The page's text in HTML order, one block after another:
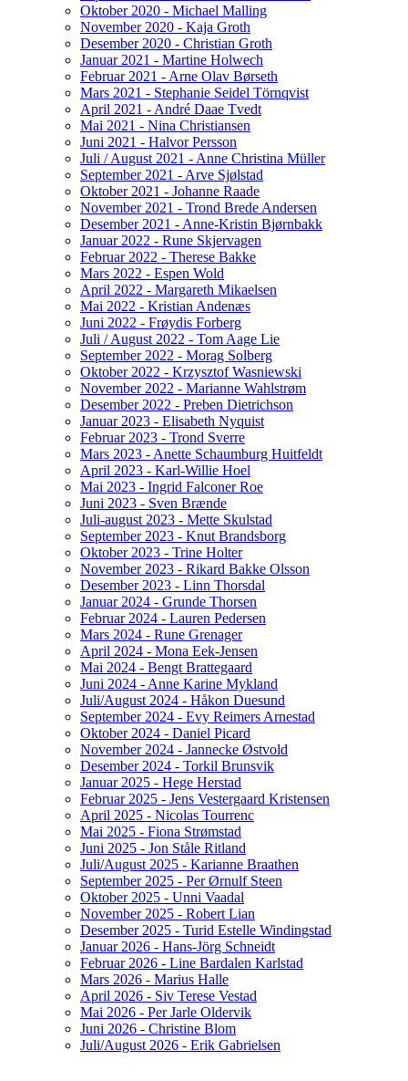
Oktober 2020 - Michael Malling
November 2020 - Kaja Groth
Desember 2020 - Christian Groth
Januar 2021 - Martine Holwech
Februar 2021 - Arne Olav Børseth
Mars 2021 - Stephanie Seidel Törnqvist
April 2021 - André Daae Tvedt
Mai 2021 - Nina Christiansen
Juni 2021 - Halvor Persson
Juli / August 2021 - Anne Christina Müller
September 2021 - Arve Sjølstad
Oktober 2021 - Johanne Raade
November 2021 - Trond Brede Andersen
Desember 2021 - Anne-Kristin Bjørnbakk
Januar 2022 - Rune Skjervagen
Februar 2022 - Therese Bakke
Mars 2022 - Espen Wold
April 2022 - Margareth Mikaelsen
Mai 2022 - Kristian Andenæs
Juni 2022 - Frøydis Forberg
Juli / August 2022 - Tom Aage Lie
September 2022 - Morag Solberg
Oktober 2022 - Krzysztof Wasniewski
November 2022 - Marianne Wahlstrøm
Desember 2022 - Preben Dietrichson
Januar 2023 - Elisabeth Nyquist
Februar 2023 - Trond Sverre
Mars 2023 - Anette Schaumburg Huitfeldt
April 2023 - Karl-Willie Hoel
Mai 2023 - Ingrid Falconer Roe
Juni 2023 - Sven Brænde
Juli-august 2023 - Mette Skulstad
September 2023 - Knut Brandsborg
Oktober 2023 - Trine Holter
November 2023 - Rikard Bakke Olsson
Desember 2023 - Linn Thorsdal
Januar 2024 - Grunde Thorsen
Februar 2024 - Lauren Pedersen
Mars 2024 - Rune Grenager
April 2024 - Mona Eek-Jensen
Mai 2024 - Bengt Brattegaard
Juni 2024 - Anne Karine Mykland
Juli/August 2024 - Håkon Duesund
September 2024 - Evy Reimers Arnestad
Oktober 2024 - Daniel Picard
November 2024 - Jannecke Østvold
Desember 2024 - Torkil Brunsvik
Januar 2025 - Hege Herstad
Februar 2025 - Jens Vestergaard Kristensen
April 2025 - Nicolas Tourrenc
Mai 2025 - Fiona Strømstad
Juni 2025 - Jon Ståle Ritland
Juli/August 2025 - Karianne Braathen
September 2025 - Per Ørnulf Steen
Oktober 2025 - Unni Vaadal
November 2025 - Robert Lian
Desember 2025 - Turid Estelle Windingstad
Januar 2026 - Hans-Jörg Schneidt
Februar 2026 - Line Bardalen Karlstad
Mars 2026 - Marius Halle
April 2026 - Siv Terese Vestad
Mai 2026 - Per Jarle Oldervik
Juni 2026 - Christine Blom
Juli/August 2026 - Erik Gabrielsen